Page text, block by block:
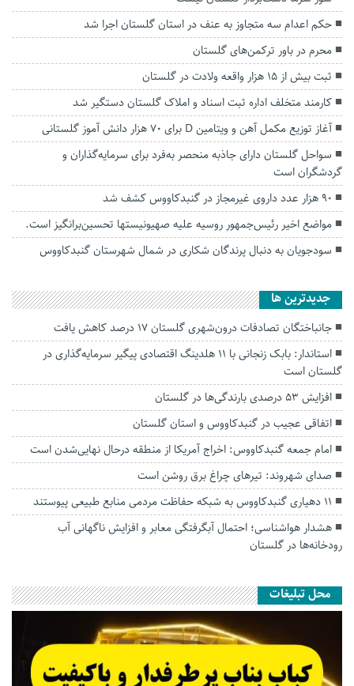
حکم اعدام سه متجاوز به عنف در استان گلستان اجرا شد
محرم در باور ترکمن‌های گلستان
ثبت بیش از ۱۵ هزار واقعه ولادت در گلستان
کارمند متخلف اداره ثبت اسناد و املاک گلستان دستگیر شد
آغاز توزیع مکمل آهن و ویتامین D برای ۷۰ هزار دانش آموز گلستانی
سواحل گلستان دارای جاذبه منحصر به‌فرد برای سرمایه‌گذاران و
گردشگران است
۹۰ هزار عدد داروی غیرمجاز در گنبدکاووس کشف شد
مواضع اخیر رئیس‌جمهور روسیه علیه صهیونیستها تحسین‌برانگیز است.
سودجویان به دنبال پرندگان شکاری در شمال شهرستان گنبدکاووس
جديدترين ها
جانباختگان تصادفات درون‌شهری گلستان ۱۷ درصد کاهش یافت
استاندار: بابک زنجانی با ۱۱ هلدینگ اقتصادی پیگیر سرمایه‌گذاری در
گلستان است
افزایش ۵۳ درصدی بارندگی‌ها در گلستان
اتفاقی عجیب در‌ گنبدکاووس و استان گلستان
امام جمعه گنبدکاووس: اخراج آمریکا از منطقه درحال نهایی‌شدن است
صدای شهروند: تیرهای چراغ برق روشن است
۱۱ دهیاری گنبدکاووس به شبکه حفاظت مردمی منابع طبیعی پیوستند
هشدار هواشناسی؛ احتمال آبگرفتگی معابر و افزایش ناگهانی آب
رودخانه‌ها در گلستان
محل تبلیغات